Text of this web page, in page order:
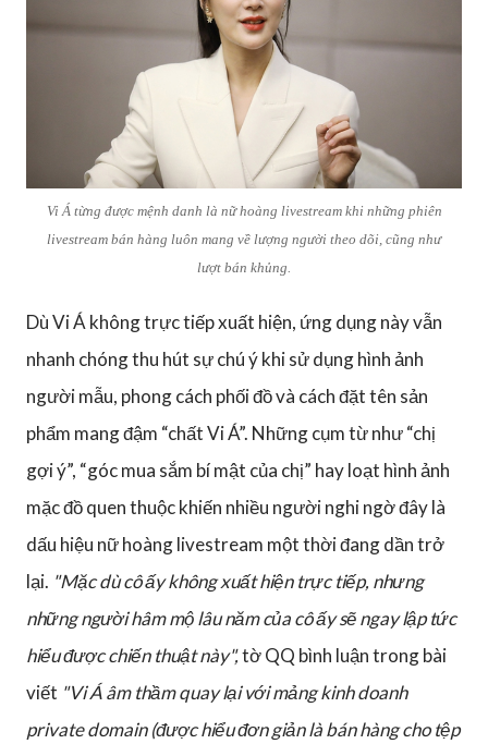
Vi Á từng được mệnh danh là nữ hoàng livestream khi những phiên
livestream bán hàng luôn mang về lượng người theo dõi, cũng như
lượt bán khủng.
Dù Vi Á không trực tiếp xuất hiện, ứng dụng này vẫn
nhanh chóng thu hút sự chú ý khi sử dụng hình ảnh
người mẫu, phong cách phối đồ và cách đặt tên sản
phẩm mang đậm “chất Vi Á”. Những cụm từ như “chị
gợi ý”, “góc mua sắm bí mật của chị” hay loạt hình ảnh
mặc đồ quen thuộc khiến nhiều người nghi ngờ đây là
dấu hiệu nữ hoàng livestream một thời đang dần trở
lại. "Mặc dù cô ấy không xuất hiện trực tiếp, nhưng
những người hâm mộ lâu năm của cô ấy sẽ ngay lập tức
hiểu được chiến thuật này",tờ QQ bình luận trong bài
viết "Vi Á âm thầm quay lại với mảng kinh doanh
private domain (được hiểu đơn giản là bán hàng cho tệp